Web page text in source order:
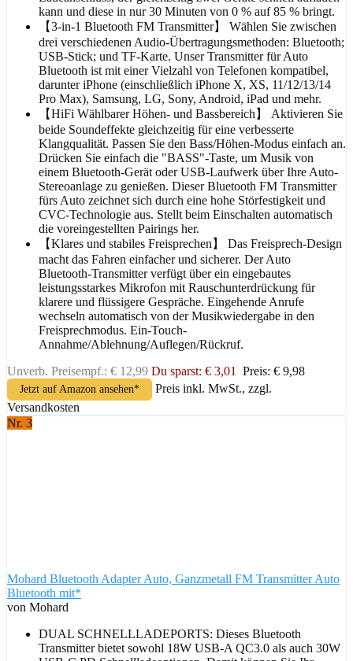
kann und diese in nur 30 Minuten von 0 % auf 85 % bringt.
【3-in-1 Bluetooth FM Transmitter】 Wählen Sie zwischen
drei verschiedenen Audio-Übertragungsmethoden: Bluetooth;
USB-Stick; und TF-Karte. Unser Transmitter für Auto
Bluetooth ist mit einer Vielzahl von Telefonen kompatibel,
darunter iPhone (einschließlich iPhone X, XS, 11/12/13/14
Pro Max), Samsung, LG, Sony, Android, iPad und mehr.
【HiFi Wählbarer Höhen- und Bassbereich】 Aktivieren Sie
beide Soundeffekte gleichzeitig für eine verbesserte
Klangqualität. Passen Sie den Bass/Höhen-Modus einfach an.
Drücken Sie einfach die "BASS"-Taste, um Musik von
einem Bluetooth-Gerät oder USB-Laufwerk über Ihre Auto-
Stereoanlage zu genießen. Dieser Bluetooth FM Transmitter
fürs Auto zeichnet sich durch eine hohe Störfestigkeit und
CVC-Technologie aus. Stellt beim Einschalten automatisch
die voreingestellten Pairings her.
【Klares und stabiles Freisprechen】 Das Freisprech-Design
macht das Fahren einfacher und sicherer. Der Auto
Bluetooth-Transmitter verfügt über ein eingebautes
leistungsstarkes Mikrofon mit Rauschunterdrückung für
klarere und flüssigere Gespräche. Eingehende Anrufe
wechseln automatisch von der Musikwiedergabe in den
Freisprechmodus. Ein-Touch-
Annahme/Ablehnung/Auflegen/Rückruf.
Unverb. Preisempf.: € 12,99 Du sparst: € 3,01 Preis: € 9,98
Jetzt auf Amazon ansehen*
Preis inkl. MwSt., zzgl.
Versandkosten
Nr. 3
Mohard Bluetooth Adapter Auto, Ganzmetall FM Transmitter Auto
Bluetooth mit*
von Mohard
DUAL SCHNELLLADEPORTS: Dieses Bluetooth
Transmitter bietet sowohl 18W USB-A QC3.0 als auch 30W